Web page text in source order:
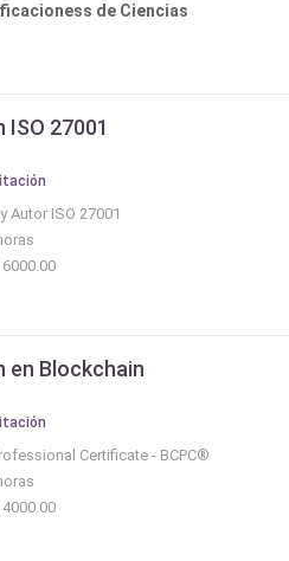
de Ciencias
27001
Autor ISO 27001
en Blockchain
Certificate - BCPC®